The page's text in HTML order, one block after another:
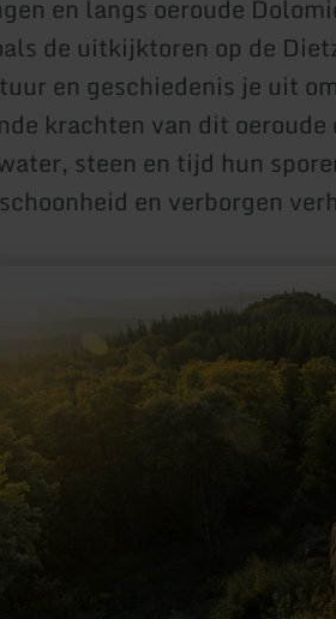
en langs oeroude
de uitkijktoren op de
en geschiedenis je uit
krachten van dit
steen en tijd hun
en verborgen